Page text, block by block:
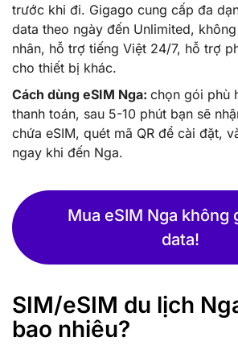
trước khi đi. Gigago cung cấp đa
data theo ngày đến Unlimited,
nhân, hỗ trợ tiếng Việt 24/7, hỗ trợ
cho thiết bị khác.
Cách dùng eSIM Nga: chọn gói phù
thanh toán, sau 5-10 phút bạn sẽ
chứa eSIM, quét mã QR để cài đặt,
ngay khi đến Nga.
Mua eSIM Nga không
data!
SIM/eSIM du lịch
bao nhiêu?